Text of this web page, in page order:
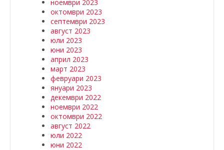
ноември 2023
октомври 2023
септември 2023
август 2023
юли 2023
юни 2023
април 2023
март 2023
февруари 2023
януари 2023
декември 2022
ноември 2022
октомври 2022
август 2022
юли 2022
юни 2022